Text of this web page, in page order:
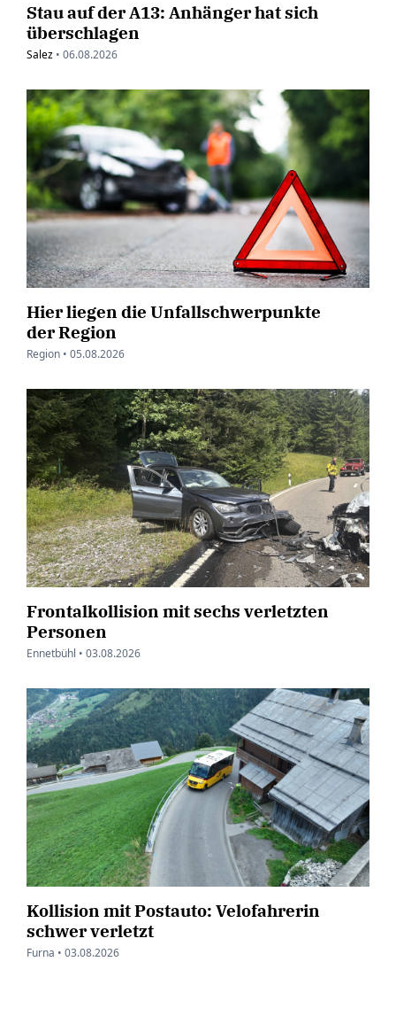
Stau auf der A13: Anhänger hat sich
überschlagen
Salez • 06.08.2026
Hier liegen die Unfallschwerpunkte
der Region
Region • 05.08.2026
Frontalkollision mit sechs verletzten
Personen
Ennetbühl • 03.08.2026
Kollision mit Postauto: Velofahrerin
schwer verletzt
Furna • 03.08.2026